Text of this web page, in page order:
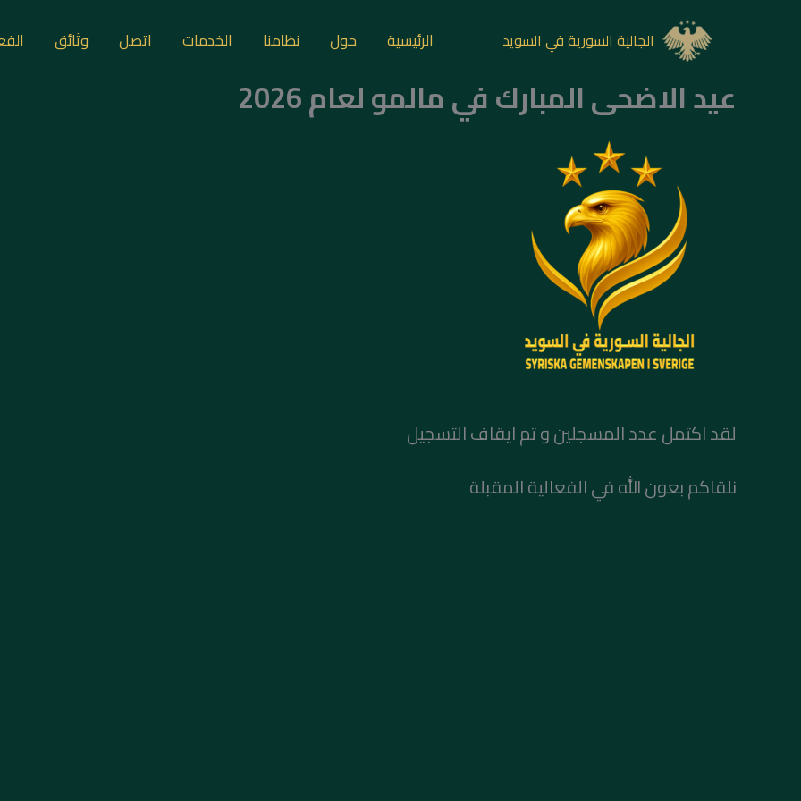
الجالية السورية في السويد الرئيسية حول نظامنا الخدمات اتصل وثائق
عيد الاضحى المبارك في مالمو لعام 2026
لقد اكتمل عدد المسجلين و تم ايقاف التسجيل
نلقاكم بعون الله في الفعالية المقبلة